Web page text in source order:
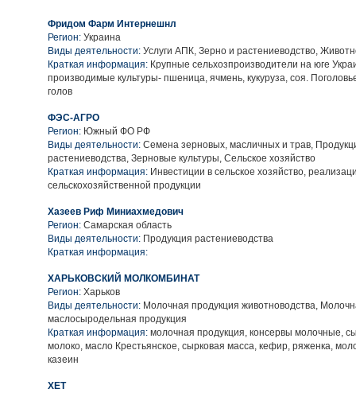
Фридом Фарм Интернешнл
Регион: Украина
Виды деятельности: Услуги АПК, Зерно и растениеводство,
Краткая информация: Крупные сельхозпроизводители на юге
производимые культуры- пшеница, ячмень, кукуруза, соя.
голов
ФЭС-АГРО
Регион: Южный ФО РФ
Виды деятельности: Семена зерновых, масличных и трав,
растениеводства, Зерновые культуры, Сельское хозяйство
Краткая информация: Инвестиции в сельское хозяйство,
сельскохозяйственной продукции
Хазеев Риф Миниахмедович
Регион: Самарская область
Виды деятельности: Продукция растениеводства
Краткая информация:
ХАРЬКОВСКИЙ МОЛКОМБИНАТ
Регион: Харьков
Виды деятельности: Молочная продукция животноводства,
маслосыродельная продукция
Краткая информация: молочная продукция, консервы молочные,
молоко, масло Крестьянское, сырковая масса, кефир, ряженка,
казеин
ХЕТ